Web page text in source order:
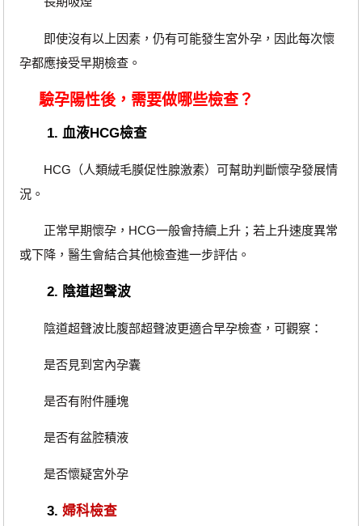
即使沒有以上因素，仍有可能發生宮外孕，因此每次懷
孕都應接受早期檢查。
驗孕陽性後，需要做哪些檢查？
1. 血液HCG檢查
HCG（人類絨毛膜促性腺激素）可幫助判斷懷孕發展情
況。
正常早期懷孕，HCG一般會持續上升；若上升速度異常
或下降，醫生會結合其他檢查進一步評估。
2. 陰道超聲波
陰道超聲波比腹部超聲波更適合早孕檢查，可觀察：
是否見到宮內孕囊
是否有附件腫塊
是否有盆腔積液
是否懷疑宮外孕
3. 婦科檢查